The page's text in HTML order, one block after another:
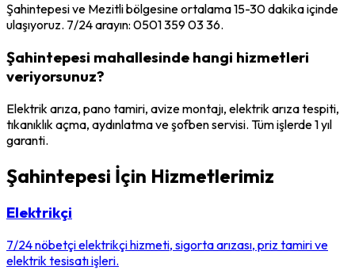
Şahintepesi ve Mezitli bölgesine ortalama 15-30 dakika içinde
ulaşıyoruz. 7/24 arayın: 0501 359 03 36.
Şahintepesi mahallesinde hangi hizmetleri
veriyorsunuz?
Elektrik arıza, pano tamiri, avize montajı, elektrik arıza tespiti,
tıkanıklık açma, aydınlatma ve şofben servisi. Tüm işlerde 1 yıl
garanti.
Şahintepesi İçin Hizmetlerimiz
Elektrikçi
7/24 nöbetçi elektrikçi hizmeti, sigorta arızası, priz tamiri ve
elektrik tesisatı işleri.